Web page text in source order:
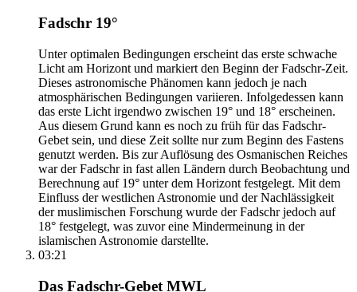
Fadschr 19°
Unter optimalen Bedingungen erscheint das erste schwache
Licht am Horizont und markiert den Beginn der Fadschr-Zeit.
Dieses astronomische Phänomen kann jedoch je nach
atmosphärischen Bedingungen variieren. Infolgedessen kann
das erste Licht irgendwo zwischen 19° und 18° erscheinen.
Aus diesem Grund kann es noch zu früh für das Fadschr-
Gebet sein, und diese Zeit sollte nur zum Beginn des Fastens
genutzt werden. Bis zur Auflösung des Osmanischen Reiches
war der Fadschr in fast allen Ländern durch Beobachtung und
Berechnung auf 19° unter dem Horizont festgelegt. Mit dem
Einfluss der westlichen Astronomie und der Nachlässigkeit
der muslimischen Forschung wurde der Fadschr jedoch auf
18° festgelegt, was zuvor eine Mindermeinung in der
islamischen Astronomie darstellte.
03:21
Das Fadschr-Gebet MWL